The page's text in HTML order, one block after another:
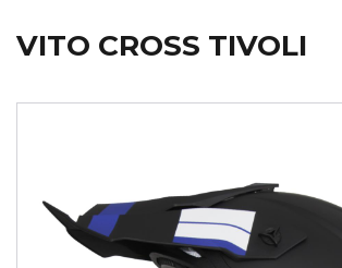
VITO CROSS TIVOLI